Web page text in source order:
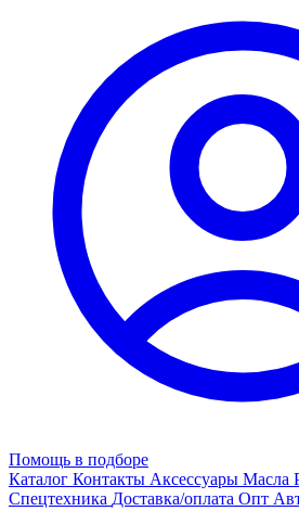
Помощь в подборе
Каталог Контакты Аксессуары Масла
Спецтехника Доставка/оплата Опт